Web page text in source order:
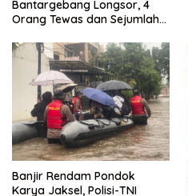
Bantargebang Longsor, 4
Orang Tewas dan Sejumlah
Banjir Rendam Pondok
Karya Jaksel, Polisi-TNI